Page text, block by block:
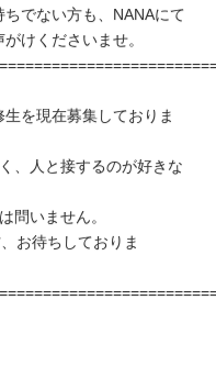
でない方も、NANAにて
けくださいませ。
を現在募集しておりま
、人と接するのが好きな
問いません。
お待ちしておりま